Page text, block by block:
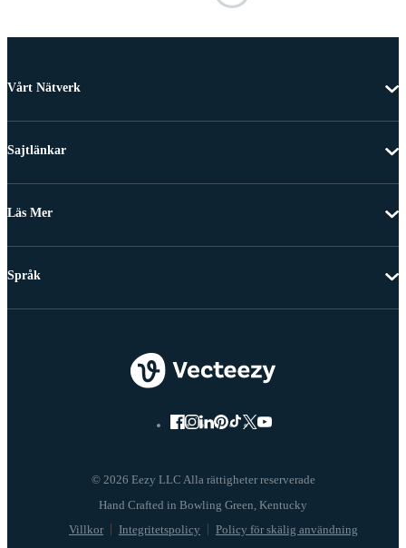
Vårt Nätverk
Sajtlänkar
Läs Mer
© 2026 Eezy LLC Alla rättigheter reserverade
Villkor Integritetspolicy Policy för skälig användning
Språk